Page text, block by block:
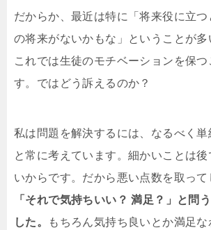
だからか、最近は特に「将来役に立
の将来がないかもな」ということが多
これでは生徒のモチベーションを保
す。ではどう訴えるのか？
私は問題を解決するには、なるべく単
と常に考えています。細かいことは
いからです。だから悪い点数を取っ
「それで気持ちいい？ 満足？」と問
した。
もちろん気持ち良いとか満足